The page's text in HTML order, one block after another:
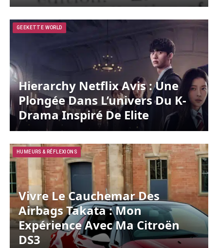
GEEKETTE WORLD
Hierarchy Netflix Avis : Une
Plongée Dans L’univers Du K-
Drama Inspiré De Elite
HUMEURS & RÉFLEXIONS
Vivre Le Cauchemar Des
Airbags Takata : Mon
Expérience Avec Ma Citroën
DS3